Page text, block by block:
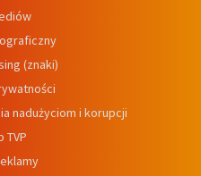
(znaki)
nadużyciom i korupcji
TVP